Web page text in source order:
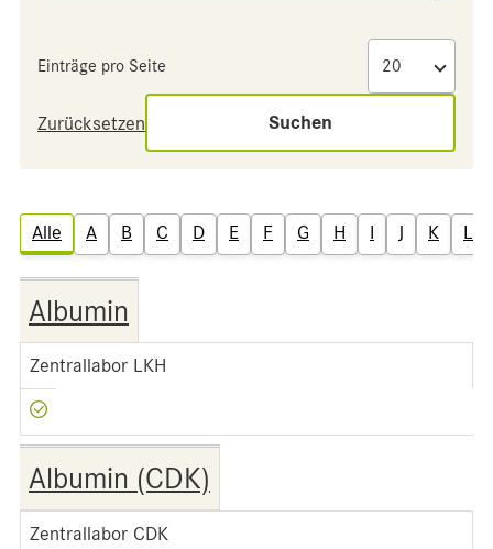
Einträge pro Seite
Zurücksetzen Suchen
Alle A B C D E F G H I J K L
Albumin
Zentrallabor LKH
Albumin (CDK)
Zentrallabor CDK